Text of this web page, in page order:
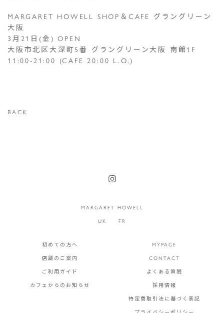
MARGARET HOWELL SHOP＆CAFE グラングリーン
大阪
3月21日(金) OPEN
大阪市北区大深町5番 グラングリーン大阪 南館1F
11:00-21:00 (CAFE 20:00 L.O.)
BACK
MARGARET HOWELL
UK
FR
初めての方へ
店舗のご案内
ご利用ガイド
カフェからのお知らせ
MYPAGE
CONTACT
よくある質問
採用情報
特定商取引法に基づく表記